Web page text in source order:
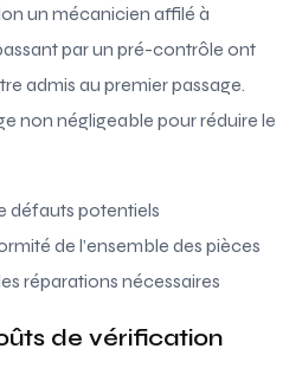
un mécanicien affilé à
par un pré-contrôle ont
admis au premier passage.
non négligeable pour réduire le
défauts potentiels
de l’ensemble des pièces
réparations nécessaires
de vérification